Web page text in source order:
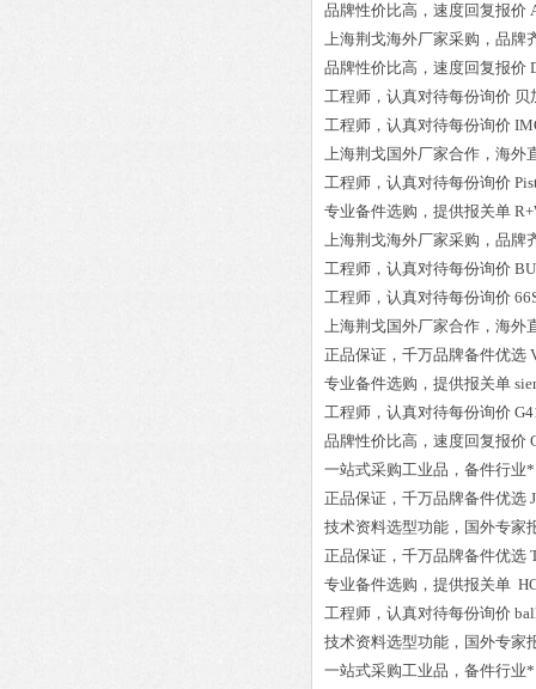
品牌性价比高 ，速度回复报价
上海荆戈海外厂家采购 ，品牌
品牌性价比高 ，速度回复报价
工程师 ，认真对待每份询价 贝
工程师 ，认真对待每份询价
上海荆戈国外厂家合作，海外
工程师 ，认真对待每份询价
专业备件选购 ，提供报关单
上海荆戈海外厂家采购 ，品牌
工程师 ，认真对待每份询价
工程师 ，认真对待每份询价
上海荆戈国外厂家合作，海外
正品保证 ，千万品牌备件优选
专业备件选购 ，提供报关单
工程师 ，认真对待每份询价
品牌性价比高 ，速度回复报价
一站式采购工业品 ， 备件行业*
正品保证 ，千万品牌备件优选
技术资料选型功能，国外专家
正品保证 ，千万品牌备件优选
专业备件选购 ，提供报关单
工程师 ，认真对待每份询价
技术资料选型功能，国外专家
一站式采购工业品 ， 备件行业*